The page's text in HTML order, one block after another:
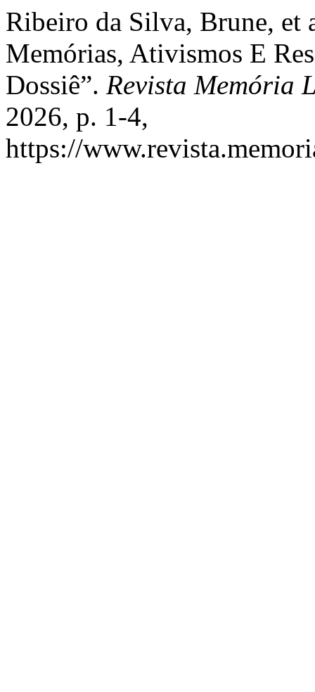
Ribeiro da Silva, Brune, et
Memórias, Ativismos E
Dossiê”. Revista Memória
2026, p. 1-4,
https://